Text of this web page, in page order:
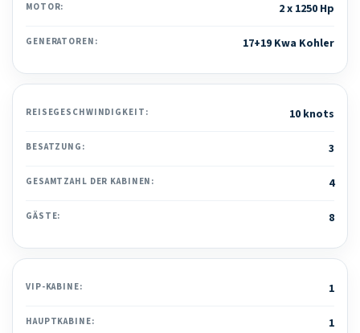
MOTOR: 2 x 1250 Hp
GENERATOREN: 17+19 Kwa Kohler
REISEGESCHWINDIGKEIT: 10 knots
BESATZUNG: 3
GESAMTZAHL DER KABINEN: 4
GÄSTE: 8
VIP-KABINE: 1
HAUPTKABINE: 1